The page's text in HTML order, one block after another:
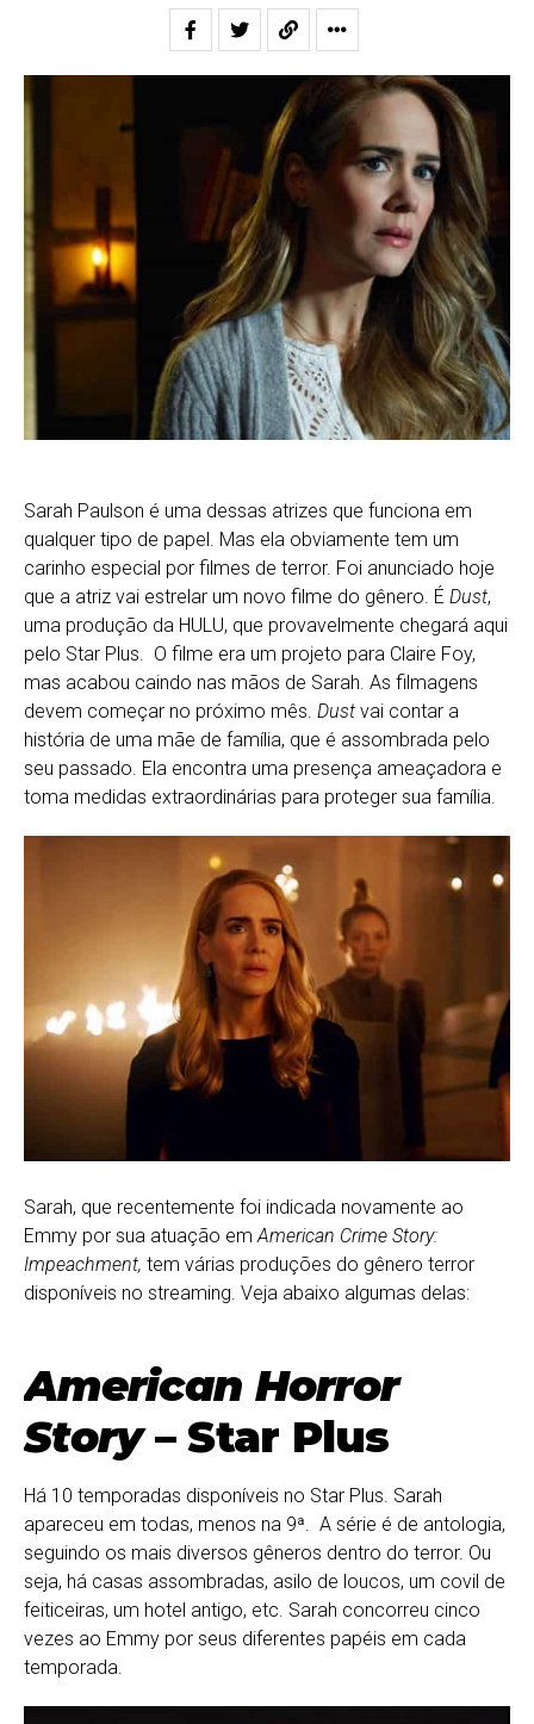
Sarah Paulson é uma dessas atrizes que funciona em
qualquer tipo de papel. Mas ela obviamente tem um
carinho especial por filmes de terror. Foi anunciado hoje
que a atriz vai estrelar um novo filme do gênero. É Dust,
uma produção da HULU, que provavelmente chegará aqui
pelo Star Plus. O filme era um projeto para Claire Foy,
mas acabou caindo nas mãos de Sarah. As filmagens
devem começar no próximo mês. Dust vai contar a
história de uma mãe de família, que é assombrada pelo
seu passado. Ela encontra uma presença ameaçadora e
toma medidas extraordinárias para proteger sua família.
Sarah, que recentemente foi indicada novamente ao
Emmy por sua atuação emAmerican Crime Story:
Impeachment, tem várias produções do gênero terror
disponíveis no streaming. Veja abaixo algumas delas:
American Horror
Story – Star Plus
Há 10 temporadas disponíveis no Star Plus. Sarah
apareceu em todas, menos na 9ª. A série é de antologia,
seguindo os mais diversos gêneros dentro do terror. Ou
seja, há casas assombradas, asilo de loucos, um covil de
feiticeiras, um hotel antigo, etc. Sarah concorreu cinco
vezes ao Emmy por seus diferentes papéis em cada
temporada.